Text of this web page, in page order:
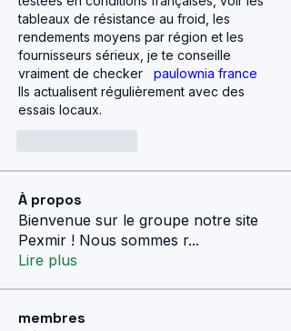
tableaux de résistance au froid, les
rendements moyens par région et les
fournisseurs sérieux, je te conseille
vraiment de checker paulownia france
Ils actualisent régulièrement avec des
essais locaux.
À propos
Bienvenue sur le groupe notre site
Pexmir ! Nous sommes r...
Lire plus
membres